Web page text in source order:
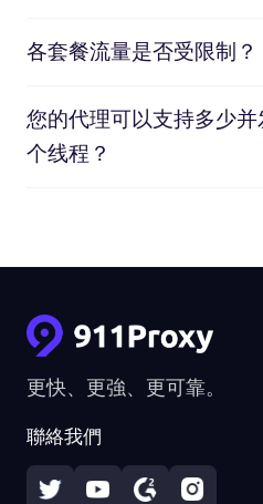
各套餐流量是否受限制？
您的代理可以支持多少
个线程？
更快、更強、更可靠。
聯絡我們